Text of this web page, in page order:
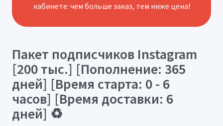
кабинете: чем больше заказ, тем ниже цена!
Пакет подписчиков Instagram
[200 тыс.] [Пополнение: 365
дней] [Время старта: 0 - 6
часов] [Время доставки: 6
дней] ♻️